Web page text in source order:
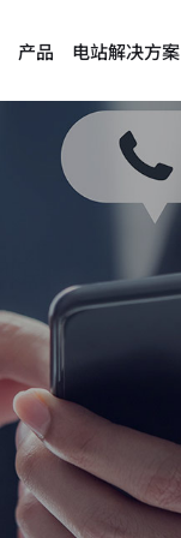
产品 电站解决方案